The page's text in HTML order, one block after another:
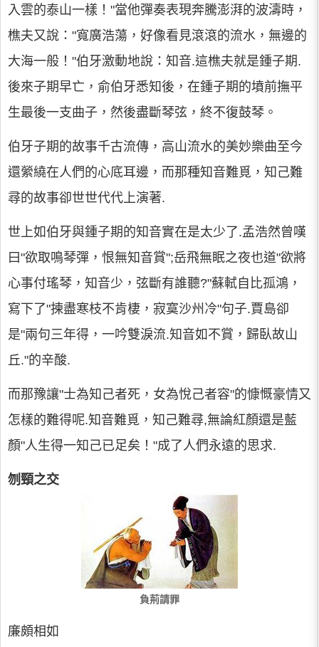
入雲的泰山一樣！"當他彈奏表現奔騰澎湃的波濤時，
樵夫又說："寬廣浩蕩，好像看見滾滾的流水，無邊的
大海一般！"伯牙激動地說：知音.這樵夫就是鍾子期.
後來子期早亡，俞伯牙悉知後，在鍾子期的墳前撫平
生最後一支曲子，然後盡斷琴弦，終不復鼓琴。
伯牙子期的故事千古流傳，高山流水的美妙樂曲至今
還縈繞在人們的心底耳邊，而那種知音難覓，知己難
尋的故事卻世世代代上演著.
世上如伯牙與鍾子期的知音實在是太少了.孟浩然曾嘆
曰"欲取鳴琴彈，恨無知音賞";岳飛無眠之夜也道"欲將
心事付瑤琴，知音少，弦斷有誰聽?"蘇軾自比孤鴻，
寫下了"揀盡寒枝不肯棲，寂寞沙州冷"句子.賈島卻
是"兩句三年得，一吟雙淚流.知音如不賞，歸臥故山
丘."的辛酸.
而那豫讓"士為知己者死，女為悅己者容"的慷慨豪情又
怎樣的難得呢.知音難覓，知己難尋,無論紅顏還是藍
顏"人生得一知己已足矣！"成了人們永遠的思求.
刎頸之交
負荊請罪
廉頗相如